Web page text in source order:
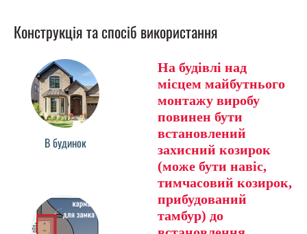
Конструкція та спосіб використання
В будинок
На будівлі над
місцем майбутнього
монтажу виробу
повинен бути
встановлений
захисний козирок
(може бути навіс,
тимчасовий козирок,
прибудований
тамбур) до